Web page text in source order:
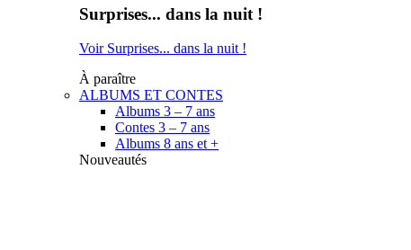
Surprises... dans la nuit !
Voir Surprises... dans la nuit !
À paraître
ALBUMS ET CONTES
Albums 3 – 7 ans
Contes 3 – 7 ans
Albums 8 ans et +
Nouveautés